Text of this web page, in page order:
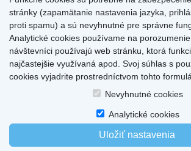
Miesto pre informácie o hrobovom mieste
Produkty a služby |Citáty|O cintorínoch|
stránky (zapamätanie nastavenia jazyka,
proti spamu) a sú nevyhnutné pre správne
Analytické cookies používame na
návštevníci používajú web stránku, ktorá
najčastejšie využívaná apod. Svoj súhlas s
cookies vyjadrite prostredníctvom tohto
Nevyhnutné cookies
Analytické cookies
Uložiť nastavenia